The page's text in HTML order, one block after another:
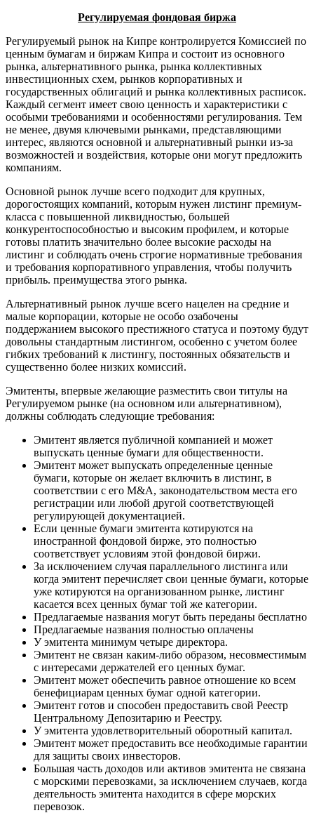
Регулируемая фондовая биржа
Регулируемый рынок на Кипре контролируется Комиссией по
ценным бумагам и биржам Кипра и состоит из основного
рынка, альтернативного рынка, рынка коллективных
инвестиционных схем, рынков корпоративных и
государственных облигаций и рынка коллективных расписок.
Каждый сегмент имеет свою ценность и характеристики с
особыми требованиями и особенностями регулирования. Тем
не менее, двумя ключевыми рынками, представляющими
интерес, являются основной и альтернативный рынки из-за
возможностей и воздействия, которые они могут предложить
компаниям.
Основной рынок лучше всего подходит для крупных,
дорогостоящих компаний, которым нужен листинг премиум-
класса с повышенной ликвидностью, большей
конкурентоспособностью и высоким профилем, и которые
готовы платить значительно более высокие расходы на
листинг и соблюдать очень строгие нормативные требования
и требования корпоративного управления, чтобы получить
прибыль. преимущества этого рынка.
Альтернативный рынок лучше всего нацелен на средние и
малые корпорации, которые не особо озабочены
поддержанием высокого престижного статуса и поэтому будут
довольны стандартным листингом, особенно с учетом более
гибких требований к листингу, постоянных обязательств и
существенно более низких комиссий.
Эмитенты, впервые желающие разместить свои титулы на
Регулируемом рынке (на основном или альтернативном),
должны соблюдать следующие требования:
Эмитент является публичной компанией и может
выпускать ценные бумаги для общественности.
Эмитент может выпускать определенные ценные
бумаги, которые он желает включить в листинг, в
соответствии с его M&A, законодательством места его
регистрации или любой другой соответствующей
регулирующей документацией.
Если ценные бумаги эмитента котируются на
иностранной фондовой бирже, это полностью
соответствует условиям этой фондовой биржи.
За исключением случая параллельного листинга или
когда эмитент перечисляет свои ценные бумаги, которые
уже котируются на организованном рынке, листинг
касается всех ценных бумаг той же категории.
Предлагаемые названия могут быть переданы бесплатно
Предлагаемые названия полностью оплачены
У эмитента минимум четыре директора.
Эмитент не связан каким-либо образом, несовместимым
с интересами держателей его ценных бумаг.
Эмитент может обеспечить равное отношение ко всем
бенефициарам ценных бумаг одной категории.
Эмитент готов и способен предоставить свой Реестр
Центральному Депозитарию и Реестру.
У эмитента удовлетворительный оборотный капитал.
Эмитент может предоставить все необходимые гарантии
для защиты своих инвесторов.
Большая часть доходов или активов эмитента не связана
с морскими перевозками, за исключением случаев, когда
деятельность эмитента находится в сфере морских
перевозок.